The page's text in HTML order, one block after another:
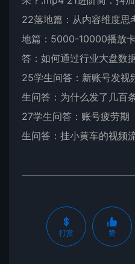
22落地篇：从内容维度
地篇：5000-10000播放
答：如何通过行业大盘数
25学生问答：新账号发
生问答：为什么发了几百
27学生问答：账号疲劳
生问答：挂小黄车的视频
打赏 赞